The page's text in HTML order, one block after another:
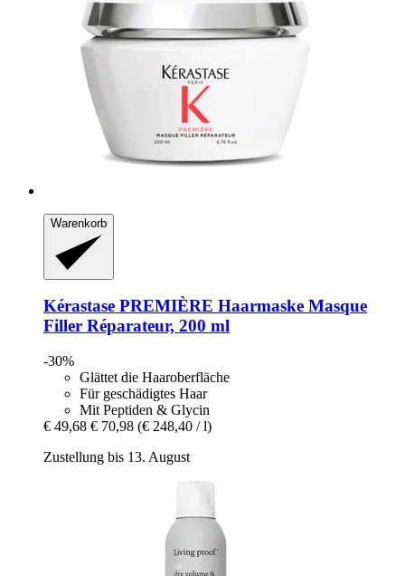
Warenkorb
Kérastase PREMIÈRE Haarmaske Masque
Filler Réparateur, 200 ml
-30%
Glättet die Haaroberfläche
Für geschädigtes Haar
Mit Peptiden & Glycin
€ 49,68 € 70,98 (€ 248,40 / l)
Zustellung bis 13. August